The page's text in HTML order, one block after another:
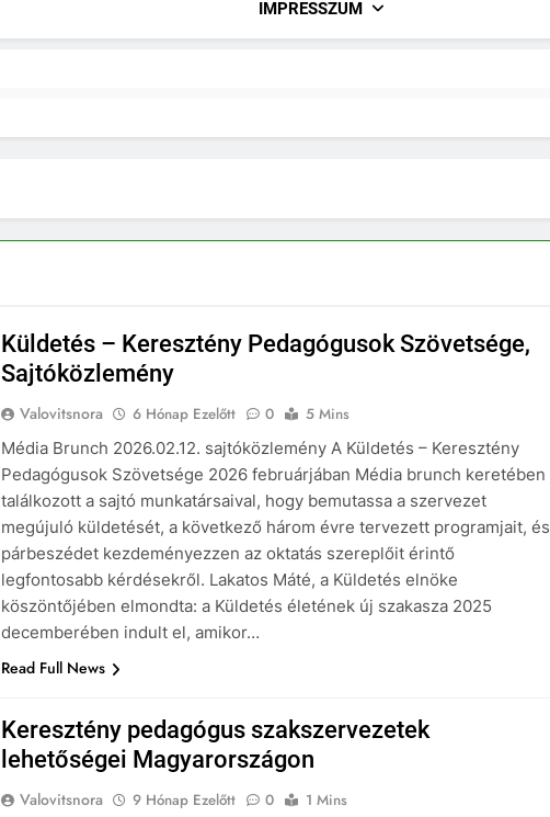
IMPRESSZUM
Küldetés – Keresztény Pedagógusok Szövetsége,
Sajtóközlemény
Valovitsnora 6 Hónap Ezelőtt 0
5 Mins
Média Brunch 2026.02.12. sajtóközlemény A Küldetés – Keresztény
Pedagógusok Szövetsége 2026 februárjában Média brunch keretében
találkozott a sajtó munkatársaival, hogy bemutassa a szervezet
megújuló küldetését, a következő három évre tervezett programjait, és
párbeszédet kezdeményezzen az oktatás szereplőit érintő
legfontosabb kérdésekről. Lakatos Máté, a Küldetés elnöke
köszöntőjében elmondta: a Küldetés életének új szakasza 2025
decemberében indult el, amikor…
Read Full News
Keresztény pedagógus szakszervezetek
lehetőségei Magyarországon
Valovitsnora 9 Hónap Ezelőtt 0
1 Mins